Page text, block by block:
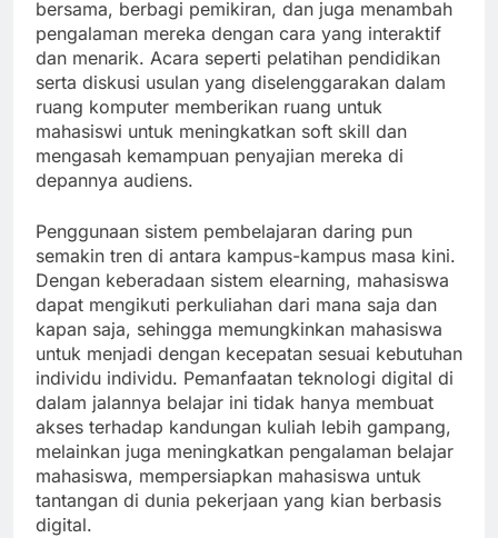
bersama, berbagi pemikiran, dan juga menambah
pengalaman mereka dengan cara yang interaktif
dan menarik. Acara seperti pelatihan pendidikan
serta diskusi usulan yang diselenggarakan dalam
ruang komputer memberikan ruang untuk
mahasiswi untuk meningkatkan soft skill dan
mengasah kemampuan penyajian mereka di
depannya audiens.
Penggunaan sistem pembelajaran daring pun
semakin tren di antara kampus-kampus masa kini.
Dengan keberadaan sistem elearning, mahasiswa
dapat mengikuti perkuliahan dari mana saja dan
kapan saja, sehingga memungkinkan mahasiswa
untuk menjadi dengan kecepatan sesuai kebutuhan
individu individu. Pemanfaatan teknologi digital di
dalam jalannya belajar ini tidak hanya membuat
akses terhadap kandungan kuliah lebih gampang,
melainkan juga meningkatkan pengalaman belajar
mahasiswa, mempersiapkan mahasiswa untuk
tantangan di dunia pekerjaan yang kian berbasis
digital.